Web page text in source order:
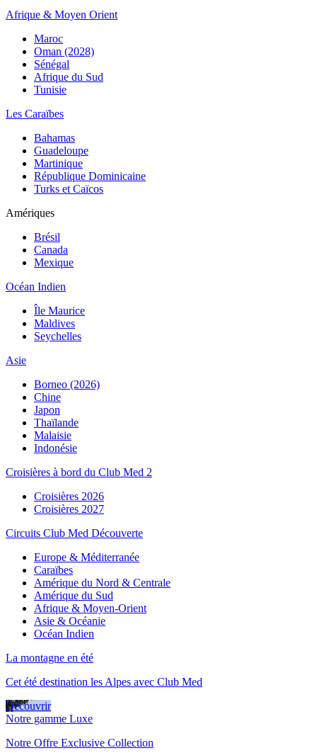
Afrique & Moyen Orient
Maroc
Oman (2028)
Sénégal
Afrique du Sud
Tunisie
Les Caraïbes
Bahamas
Guadeloupe
Martinique
République Dominicaine
Turks et Caïcos
Amériques
Brésil
Canada
Mexique
Océan Indien
Île Maurice
Maldives
Seychelles
Asie
Borneo (2026)
Chine
Japon
Thaïlande
Malaisie
Indonésie
Croisières à bord du Club Med 2
Croisières 2026
Croisières 2027
Circuits Club Med Découverte
Europe & Méditerranée
Caraïbes
Amérique du Nord & Centrale
Amérique du Sud
Afrique & Moyen-Orient
Asie & Océanie
Océan Indien
La montagne en été
Cet été destination les Alpes avec Club Med
Découvrir
Notre gamme Luxe
Notre Offre Exclusive Collection